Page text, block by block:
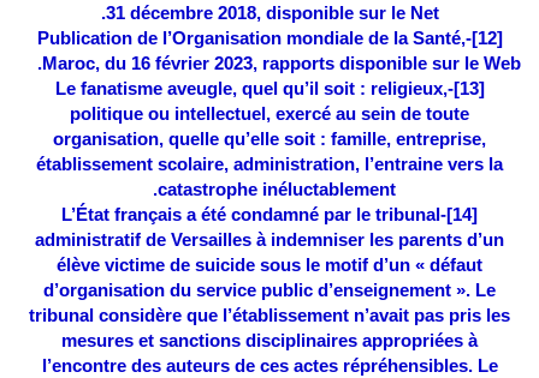
31 décembre 2018, disponible sur le Net.
[12]
-Publication de l’Organisation mondiale de la Santé,
Maroc, du 16 février 2023, rapports disponible sur le Web.
[13]
-Le fanatisme aveugle, quel qu’il soit : religieux,
politique ou intellectuel, exercé au sein de toute
organisation, quelle qu’elle soit : famille, entreprise,
établissement scolaire, administration, l’entraine vers la
catastrophe inéluctablement.
[14]
-L’État français a été condamné par le tribunal
administratif de Versailles à indemniser les parents d’un
élève victime de suicide sous le motif d’un « défaut
d’organisation du service public d’enseignement ». Le
tribunal considère que l’établissement n’avait pas pris les
mesures et sanctions disciplinaires appropriées à
l’encontre des auteurs de ces actes répréhensibles. Le